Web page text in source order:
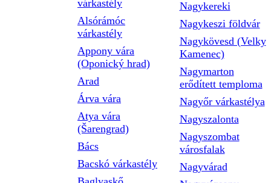
várkastély
Alsórámóc
várkastély
Appony vára
(Oponický hrad)
Arad
Árva vára
Atya vára
(Šarengrad)
Bács
Bacskó várkastély
Nagykereki
Nagykeszi földvár
Nagykövesd (Velky
Kamenec)
Nagymarton
erődített temploma
Nagyőr várkastélya
Nagyszalonta
Nagyszombat
városfalak
Nagyvárad